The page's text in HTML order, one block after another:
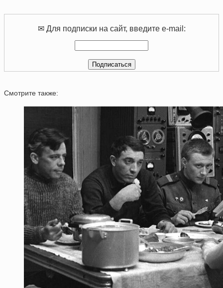
✉ Для подписки на сайт, введите e-mail:
Смотрите также: